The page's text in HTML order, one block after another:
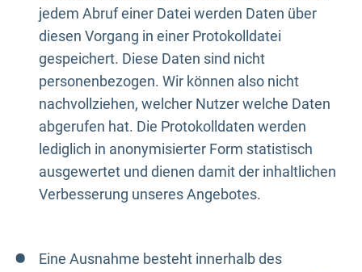
jedem Abruf einer Datei werden Daten über
diesen Vorgang in einer Protokolldatei
gespeichert. Diese Daten sind nicht
personenbezogen. Wir können also nicht
nachvollziehen, welcher Nutzer welche Daten
abgerufen hat. Die Protokolldaten werden
lediglich in anonymisierter Form statistisch
ausgewertet und dienen damit der inhaltlichen
Verbesserung unseres Angebotes.
Eine Ausnahme besteht innerhalb des